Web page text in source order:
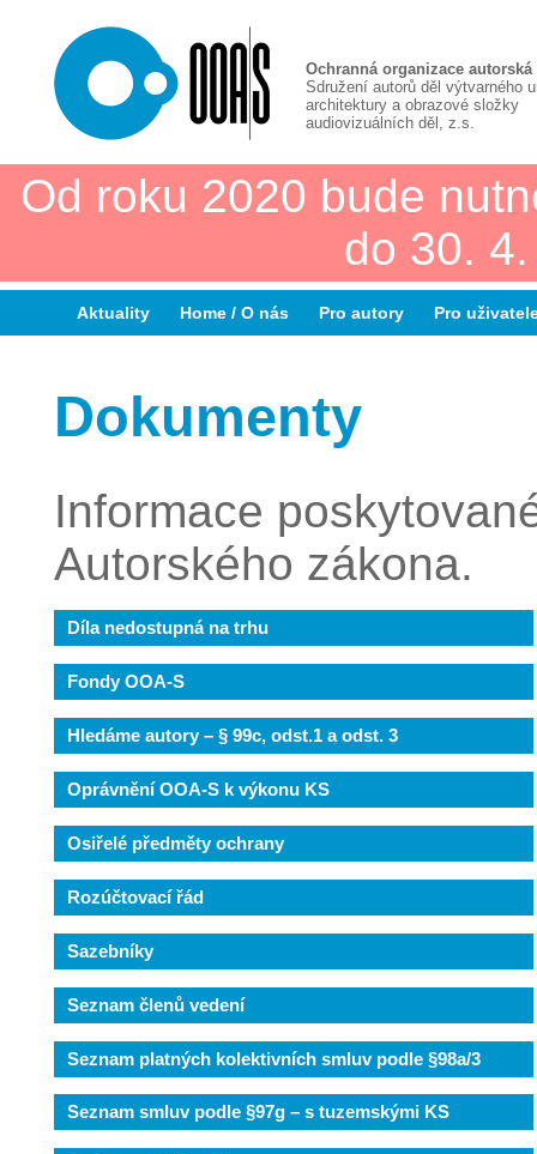
Ochranná organizace autorská
Sdružení autorů děl výtvarného
architektury a obrazové složky
audiovizuálních děl, z.s.
Od roku 2020 bude
do 30.
Aktuality Home / O nás Pro autory Pro
Dokumenty
Informace
Autorského zákona.
Díla nedostupná na trhu
Fondy OOA-S
Hledáme autory – § 99c, odst.1 a odst. 3
Oprávnění OOA-S k výkonu KS
Osiřelé předměty ochrany
Rozúčtovací řád
Sazebníky
Seznam členů vedení
Seznam platných kolektivních smluv podle §98a/3
Seznam smluv podle §97g – s tuzemskými KS